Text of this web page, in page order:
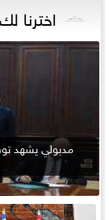
اخترنا لك
مدبولي يشهد